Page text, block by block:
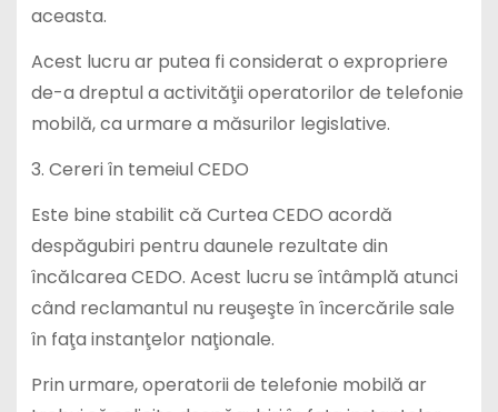
aceasta.
Acest lucru ar putea fi considerat o expropriere
de-a dreptul a activităţii operatorilor de telefonie
mobilă, ca urmare a măsurilor legislative.
3. Cereri în temeiul CEDO
Este bine stabilit că Curtea CEDO acordă
despăgubiri pentru daunele rezultate din
încălcarea CEDO. Acest lucru se întâmplă atunci
când reclamantul nu reuşeşte în încercările sale
în faţa instanţelor naţionale.
Prin urmare, operatorii de telefonie mobilă ar